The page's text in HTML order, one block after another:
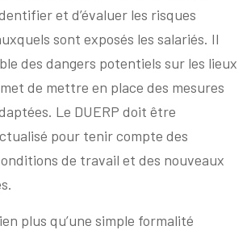
et d’évaluer les risques
sont exposés les salariés. Il
des dangers potentiels sur les lieux
de mettre en place des mesures
Le DUERP doit être
pour tenir compte des
de travail et des nouveaux
plus qu’une simple formalité